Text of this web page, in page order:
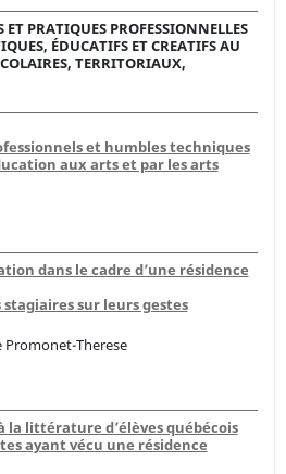
ET PRATIQUES PROFESSIONNELLES
ÉDUCATIFS ET CREATIFS AU
TERRITORIAUX,
et humbles techniques
aux arts et par les arts
dans le cadre d’une résidence
sur leurs gestes
Promonet-Therese
la littérature d’élèves québécois
ayant vécu une résidence